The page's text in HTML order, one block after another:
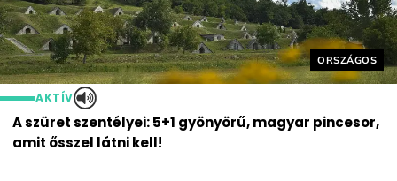
Helyszín
ORSZÁGOS
AKTÍV
A szüret szentélyei: 5+1 gyönyörű, magyar pincesor,
amit ősszel látni kell!